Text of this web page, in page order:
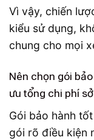
Vì vậy, chiến
kiểu sử dụng,
chung cho mọi
Nên chọn gói
ưu tổng chi phí
Gói bảo hành
gói rõ điều kiện